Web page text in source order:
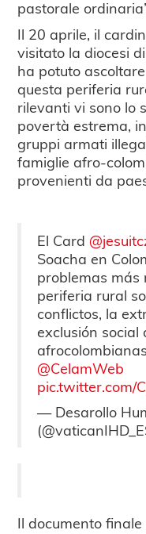
pastorale
Il 20 aprile, il
visitato la diocesi
ha potuto
questa periferia
rilevanti vi sono lo
povertà estrema,
gruppi armati
famiglie afro-
provenienti da
El Card
Soacha en
problemas más
periferia rural
conflictos, la
exclusión social
@CelamWeb
pic.twitter.com/
— Desarollo
Il documento